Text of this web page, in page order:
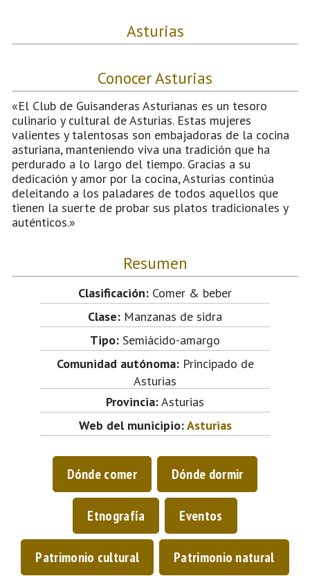
Asturias
Conocer Asturias
«El Club de Guisanderas Asturianas es un tesoro
culinario y cultural de Asturias. Estas mujeres
valientes y talentosas son embajadoras de la cocina
asturiana, manteniendo viva una tradición que ha
perdurado a lo largo del tiempo. Gracias a su
dedicación y amor por la cocina, Asturias continúa
deleitando a los paladares de todos aquellos que
tienen la suerte de probar sus platos tradicionales y
auténticos.»
Resumen
Clasificación: Comer & beber
Clase: Manzanas de sidra
Tipo: Semiácido-amargo
Comunidad autónoma:Principado de
Asturias
Provincia:Asturias
Web del municipio:Asturias
Dónde comer Dónde dormir
Etnografía Eventos
Patrimonio cultural Patrimonio natural